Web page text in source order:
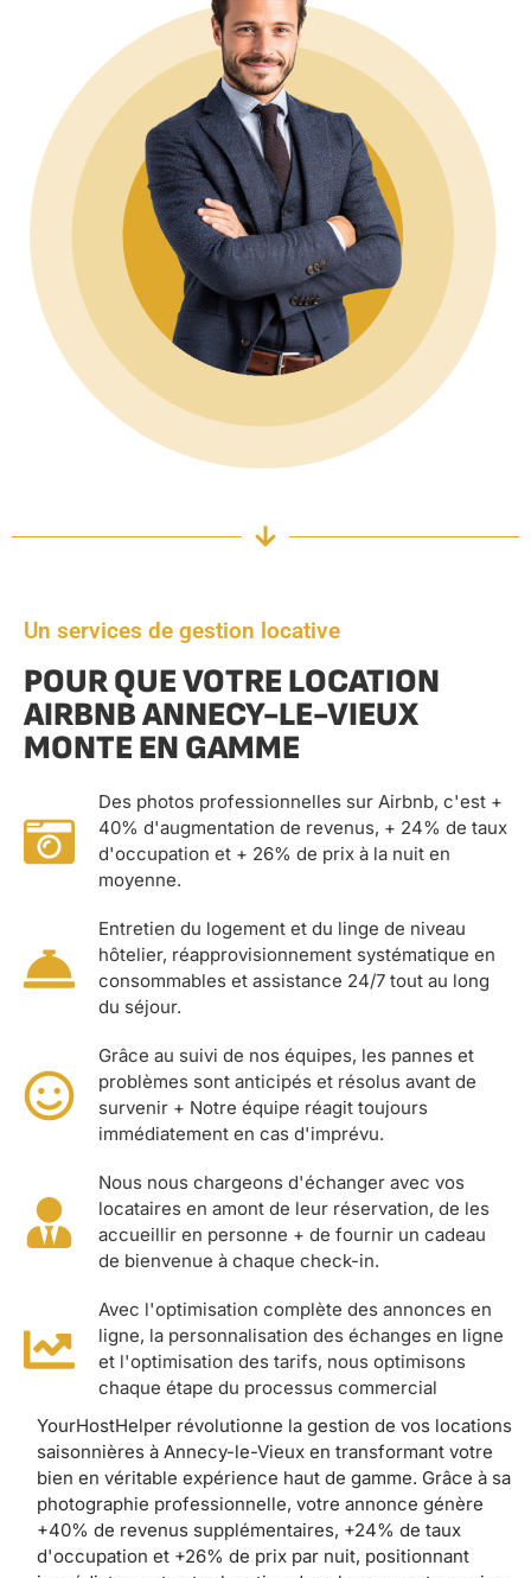
Un services de gestion locative
POUR QUE VOTRE LOCATION
AIRBNB ANNECY-LE-VIEUX
MONTE EN GAMME
Des photos professionnelles sur Airbnb, c'est +
40% d'augmentation de revenus, + 24% de taux
d'occupation et + 26% de prix à la nuit en
moyenne.
Entretien du logement et du linge de niveau
hôtelier, réapprovisionnement systématique en
consommables et assistance 24/7 tout au long
du séjour.
Grâce au suivi de nos équipes, les pannes et
problèmes sont anticipés et résolus avant de
survenir + Notre équipe réagit toujours
immédiatement en cas d'imprévu.
Nous nous chargeons d'échanger avec vos
locataires en amont de leur réservation, de les
accueillir en personne + de fournir un cadeau
de bienvenue à chaque check-in.
Avec l'optimisation complète des annonces en
ligne, la personnalisation des échanges en ligne
et l'optimisation des tarifs, nous optimisons
chaque étape du processus commercial
YourHostHelper révolutionne la gestion de vos locations
saisonnières à Annecy-le-Vieux en transformant votre
bien en véritable expérience haut de gamme. Grâce à sa
photographie professionnelle, votre annonce génère
+40% de revenus supplémentaires, +24% de taux
d'occupation et +26% de prix par nuit, positionnant